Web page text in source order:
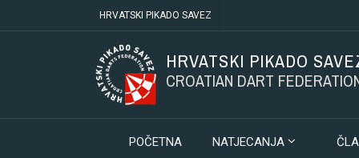
HRVATSKI PIKADO SAVEZ
HRVATSKI PIKADO
CROATIAN DART
POČETNA NATJECANJA